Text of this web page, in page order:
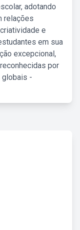
adotando
relações
e
em sua
excepcional,
por
globais -